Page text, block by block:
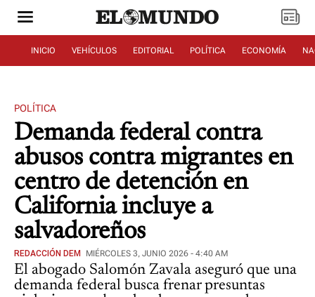
INICIO VEHÍCULOS EDITORIAL POLÍTICA ECONOMÍA
POLÍTICA
Demanda federal contra
abusos contra migrantes en
centro de detención en
California incluye a
salvadoreños
REDACCIÓN DEM MIÉRCOLES 3, JUNIO 2026 - 4:40 AM
El abogado Salomón Zavala aseguró que una
demanda federal busca frenar presuntas